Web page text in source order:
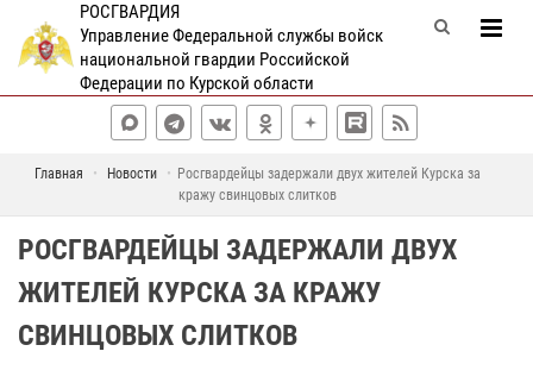
РОСГВАРДИЯ
Управление Федеральной службы войск
национальной гвардии Российской
Федерации по Курской области
Главная Новости
Росгвардейцы задержали двух жителей Курска за
кражу свинцовых слитков
РОСГВАРДЕЙЦЫ ЗАДЕРЖАЛИ ДВУХ
ЖИТЕЛЕЙ КУРСКА ЗА КРАЖУ
СВИНЦОВЫХ СЛИТКОВ